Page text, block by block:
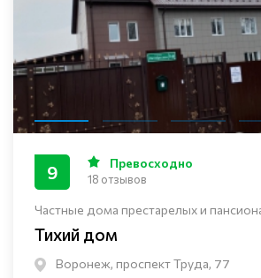
Частные дома престарелых и
Тихий дом
Воронеж, проспект Труда, 77
9 Превосходно
18 отзывов